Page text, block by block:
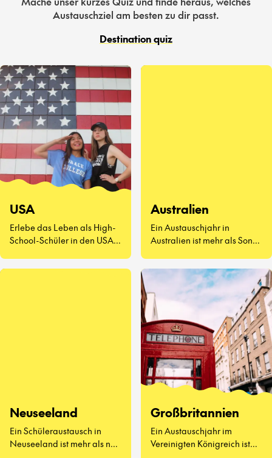
Austauschziel am besten zu dir passt.
Destination quiz
USA
Erlebe das Leben als High-
School-Schüler in den USA –
Australien
Ein Austauschjahr in
Australien ist mehr als Sonne
kennenzulernen, Vegemite
zu probieren (ja, wirklich)
und zu erleben, wie sich der
Schulalltag auf der anderen
Seite der Welt anfühlt.
Neuseeland
Ein Schüleraustausch in
Neuseeland ist mehr als nur
Großbritannien
Ein Austauschjahr im
Vereinigten Königreich ist